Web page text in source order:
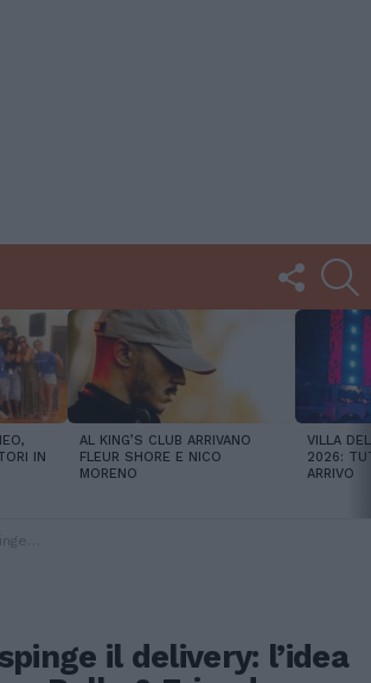
FOLLOW
US
IN
AL KING’S CLUB ARRIVANO
FLEUR SHORE E NICO
MORENO
VILLA
2026:
ARRIVO
& Friends
il delivery: l’idea